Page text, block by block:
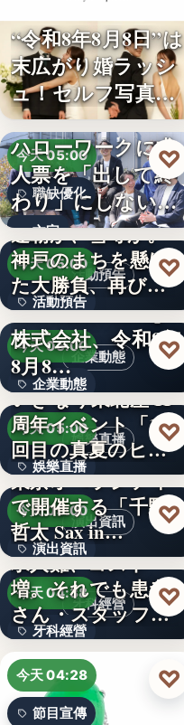
“令和8年8月8日”は
末広がり婚ラッシ
ュ！セルフ写真館
「…
今天 05:00
職缺優化
文字
ハローワークに求
人票を「出して終
わり」にしない。
求人票・…
♡
活動預告
今天 05:00
活動預告
300人
連覇か、雪辱か。
神戸のまちを懸け
た大勝負、再び！
…
♡
企業動態
今天 05:00
企業動態
文字
Internnect Group
株式会社、令和8年
8月8…
♡
娛樂直播
今天 05:00
娛樂直播
11
いぎなり東北産 11
周年イベント「11
回目の真夏のヒロ
イ…
♡
演出資訊
今天 05:00
演出資訊
3
東京オペラシティ
で開催する「千野
哲太 Sax in…
♡
牙科經營
今天 04:38
牙科經營
3,700万円
求人難、コスト
増。それでも患者
さん・スタッフ・
院長を豊か…
♡
今天 04:28
節目宣傳
♡